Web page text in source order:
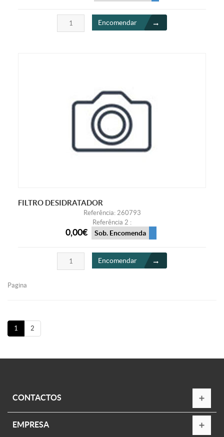
Encomendar
FILTRO DESIDRATADOR
Referência: 260793
Referência 2 :
0,00€ Sob. Encomenda
Encomendar
Pagina
1 2
CONTACTOS
EMPRESA